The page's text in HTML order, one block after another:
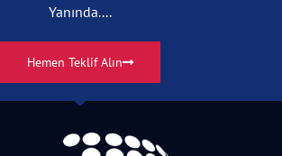
Yanında....
Hemen Teklif Alın